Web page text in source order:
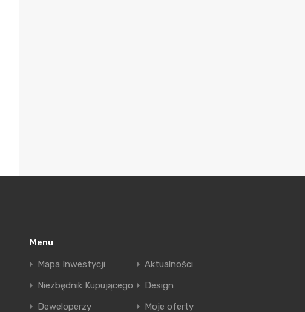
Menu
Mapa Inwestycji
Aktualności
Niezbędnik Kupującego
Design
Deweloperzy
Moje oferty